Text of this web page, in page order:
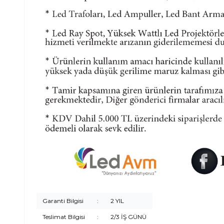
Garanti Bilgisi : 2 YIL
Teslimat Bilgisi : 2/3 İŞ GÜNÜ